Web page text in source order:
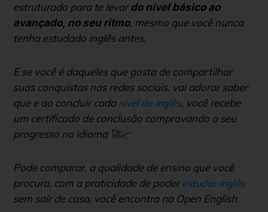
estruturado para te levar do nível básico ao
avançado, no seu ritmo, mesmo que você nunca
tenha estudado inglês antes.
E se você é daqueles que gosta de compartilhar
suas conquistas nas redes sociais, vai adorar saber
que e ao concluir cada nível de inglês, você recebe
um certificado de conclusão comprovando o seu
progresso no idioma 🚀📈
Pode comparar, a qualidade de ensino que você
procura, com a praticidade de poder estudar inglês
sem sair de casa, você encontra na Open English.